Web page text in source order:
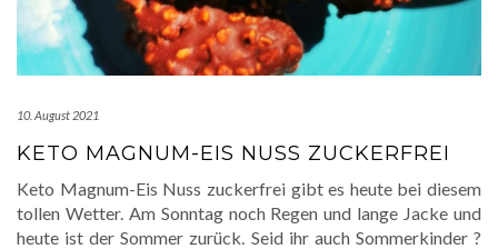
10. August 2021
KETO MAGNUM-EIS NUSS ZUCKERFREI
Keto Magnum-Eis Nuss zuckerfrei gibt es heute bei diesem
tollen Wetter. Am Sonntag noch Regen und lange Jacke und
heute ist der Sommer zurück. Seid ihr auch Sommerkinder ?